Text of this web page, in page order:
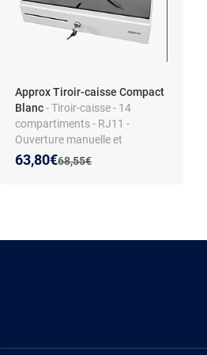
Approx Tiroir-caisse Compact
Blanc- Tiroir-caisse - 14
compartiments - RJ11 -
Ouverture manuelle et
automatiqueAncien prix :
68,55€
Nouveau prix :
63,80€
Réduction de :